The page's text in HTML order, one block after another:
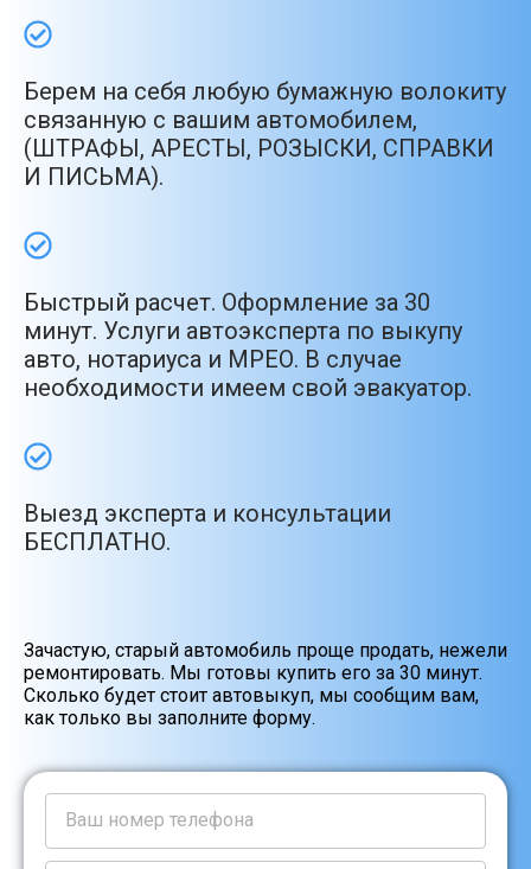
Берем на себя любую бумажную волокиту
связанную с вашим автомобилем,
(ШТРАФЫ, АРЕСТЫ, РОЗЫСКИ, СПРАВКИ
И ПИСЬМА).
Быстрый расчет. Оформление за 30
минут. Услуги автоэксперта по выкупу
авто, нотариуса и МРЕО. В случае
необходимости имеем свой эвакуатор.
Выезд эксперта и консультации
БЕСПЛАТНО.
Зачастую, старый автомобиль проще продать, нежели
ремонтировать. Мы готовы купить его за 30 минут.
Сколько будет стоит автовыкуп, мы сообщим вам,
как только вы заполните форму.